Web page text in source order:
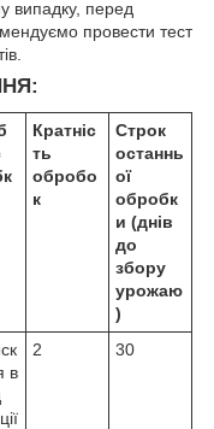
випадку, перед
провести тест
Кратніс
ть
обробо
к
Строк
останнь
ої
обробк
и (днів
до
збору
урожаю
)
в
2 30